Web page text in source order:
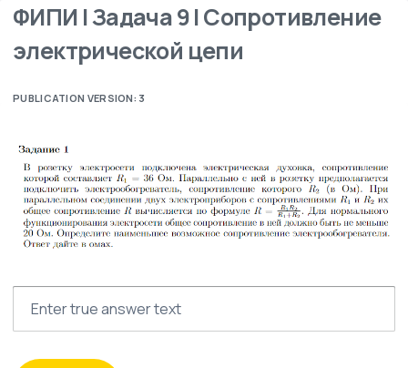
ФИПИ | Задача 9 | Сопротивление
электрической цепи
PUBLICATION VERSION: 3